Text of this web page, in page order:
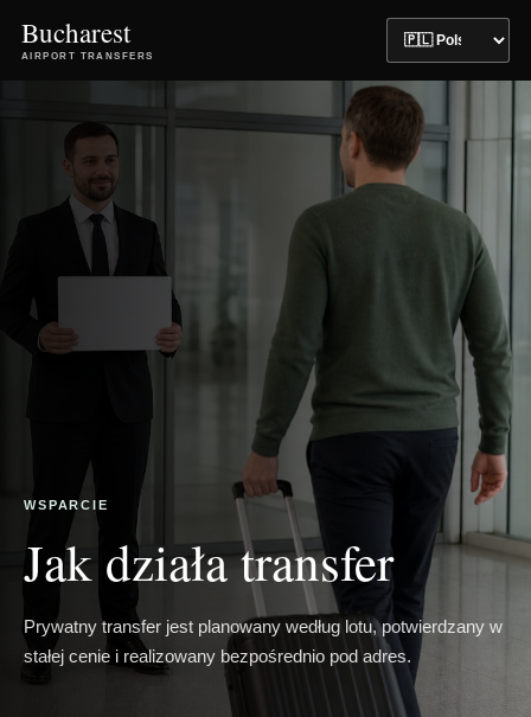
Bucharest
AIRPORT TRANSFERS
WSPARCIE
Jak działa transfer
Prywatny transfer jest planowany według lotu, potwierdzany w
stałej cenie i realizowany bezpośrednio pod adres.